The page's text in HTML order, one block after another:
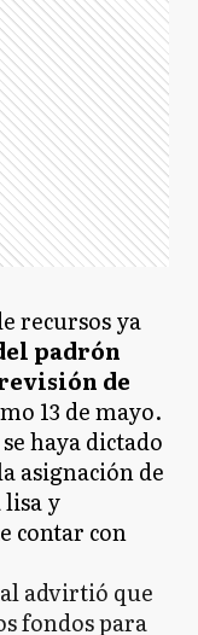
recursos ya
padrón
de
13 de mayo.
haya dictado
asignación de
y
contar con